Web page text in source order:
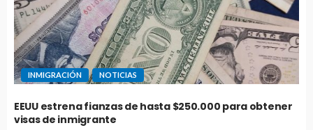
INMIGRACIÓN NOTICIAS
EEUU estrena fianzas de hasta $250.000 para obtener
visas de inmigrante